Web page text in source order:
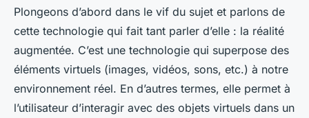
Plongeons d’abord dans le vif du sujet et parlons de
cette technologie qui fait tant parler d’elle : la réalité
augmentée. C’est une technologie qui superpose des
éléments virtuels (images, vidéos, sons, etc.) à notre
environnement réel. En d’autres termes, elle permet à
l’utilisateur d’interagir avec des objets virtuels dans un